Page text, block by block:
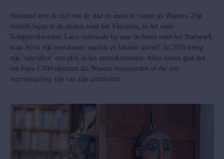
Niemand wist de ziel van de stad zo mooi te vatten als Wannes. Zijn
wortels lagen in de straten rond het Vleeshuis, in het oude
Schipperskwartier. Later verhuisde hij naar de buurt rond het Stadspark,
waar hij in zijn werkkamer muziek en teksten schreef. In 2019 kreeg
zijn ‘schrijfkot’ een plek in het muziekmuseum. Alles samen gaat het
om bijna 1.500 objecten die Wannes inspireerden of die een
weerspiegeling zijn van zijn creativiteit.